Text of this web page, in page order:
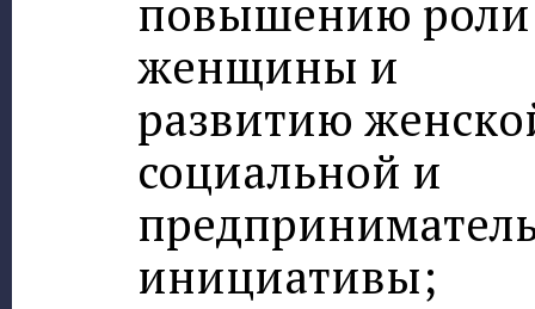
повышению роли
женщины и
развитию
социальной и
инициативы;